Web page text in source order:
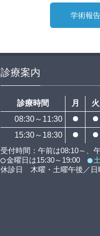
学術報
診療案内
診療時間 月 火
08:30～11:30
15:30～18:30
受付時間：午前は08:10～、
金曜日は15:30～19:00
休診日 木曜・土曜午後／日